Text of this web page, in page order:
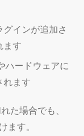
インが追加さ
ます
ハードウェアに
れます
た場合でも、
ます。